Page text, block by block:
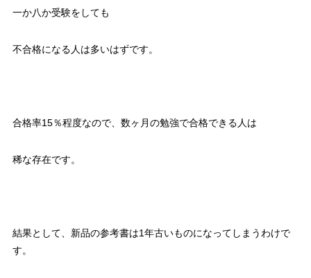
一か八か受験をしても
不合格になる人は多いはずです。
合格率15％程度なので、数ヶ月の勉強で合格できる人は
稀な存在です。
結果として、新品の参考書は1年古いものになってしまうわけで
す。